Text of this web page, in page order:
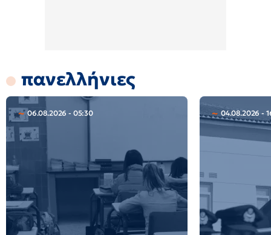
πανελλήνιες
06.08.2026 - 05:30 04.08.2026 -